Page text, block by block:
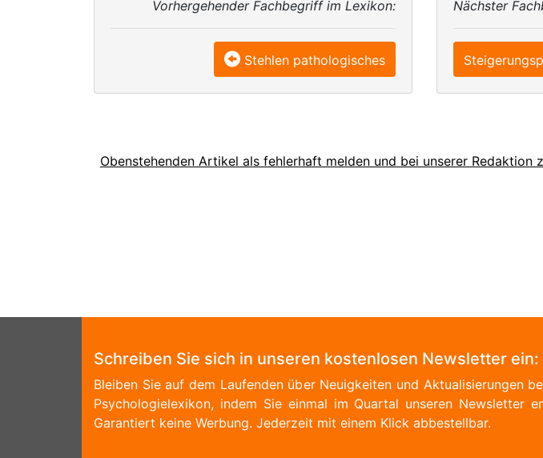
Vorhergehender Fachbegriff im Lexikon:
Stehlen pathologisches
Nächster
Obenstehenden Artikel als fehlerhaft melden und bei unserer Redaktion
Schreiben Sie sich in unseren kostenlosen Newsletter ein:
Bleiben Sie auf dem Laufenden über Neuigkeiten und Aktualisierungen
Psychologielexikon, indem Sie einmal im Quartal unseren Newsletter
Garantiert keine Werbung. Jederzeit mit einem Klick abbestellbar.